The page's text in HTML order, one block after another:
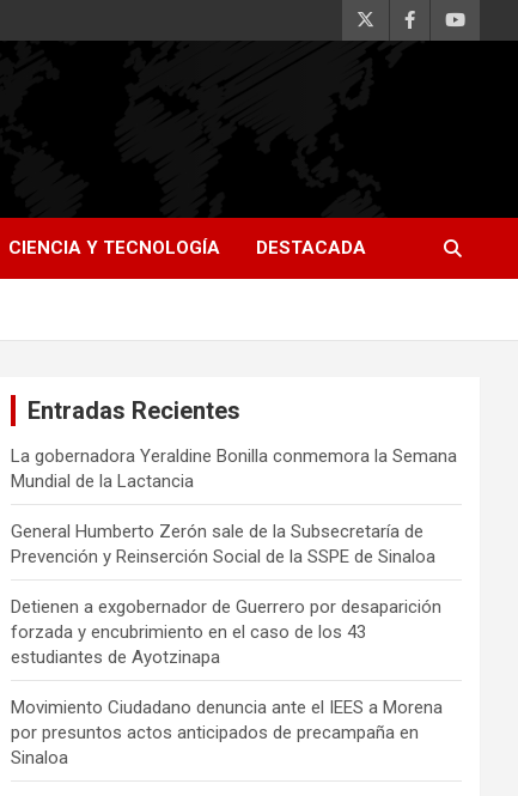
CIENCIA Y TECNOLOGÍA DESTACADA
Entradas Recientes
La gobernadora Yeraldine Bonilla conmemora la Semana
Mundial de la Lactancia
General Humberto Zerón sale de la Subsecretaría de
Prevención y Reinserción Social de la SSPE de Sinaloa
Detienen a exgobernador de Guerrero por desaparición
forzada y encubrimiento en el caso de los 43
estudiantes de Ayotzinapa
Movimiento Ciudadano denuncia ante el IEES a Morena
por presuntos actos anticipados de precampaña en
Sinaloa